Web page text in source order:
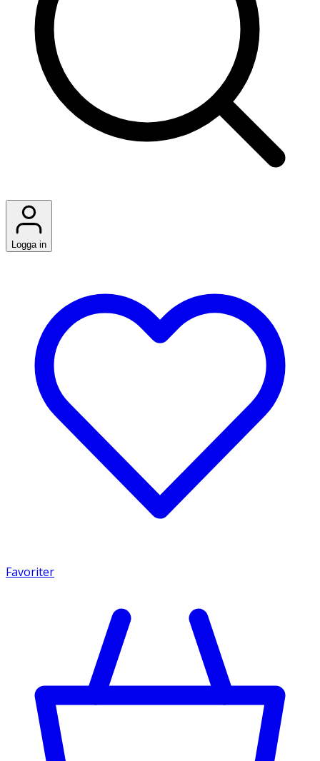
Logga in
Favoriter